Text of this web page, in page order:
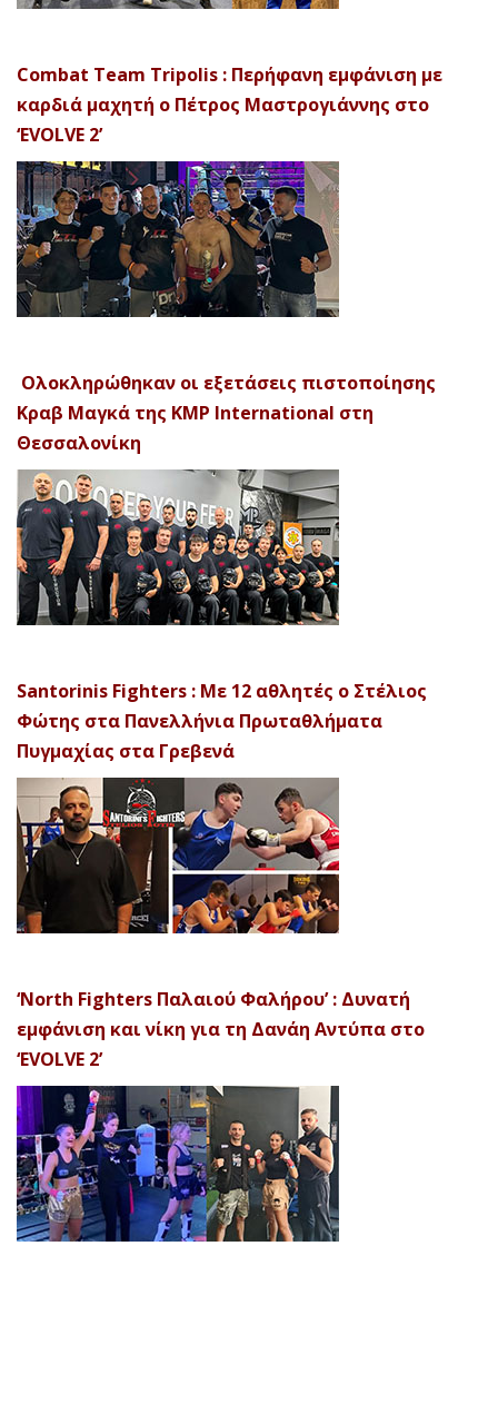
Combat Team Tripolis : Περήφανη εμφάνιση με
καρδιά μαχητή ο Πέτρος Μαστρογιάννης στο
‘EVOLVE 2’
Ολοκληρώθηκαν οι εξετάσεις πιστοποίησης
Κραβ Μαγκά της KMP International στη
Θεσσαλονίκη
Santorinis Fighters : Με 12 αθλητές ο Στέλιος
Φώτης στα Πανελλήνια Πρωταθλήματα
Πυγμαχίας στα Γρεβενά
‘North Fighters Παλαιού Φαλήρου’ : Δυνατή
εμφάνιση και νίκη για τη Δανάη Αντύπα στο
‘EVOLVE 2’